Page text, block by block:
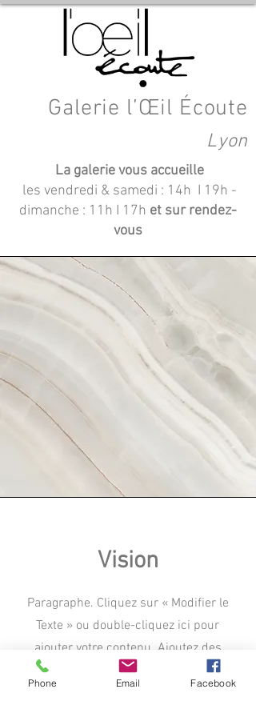
Galerie l’Œil Écoute
Lyon
La galerie vous accueille
les vendredi & samedi : 14h I 19h -
dimanche : 11h I 17h et sur rendez-
vous
Vision
Paragraphe. Cliquez sur « Modifier le
Texte » ou double-cliquez ici pour
ajouter votre contenu. Ajoutez des
détails pertinents ou des informations
Phone Email Facebook